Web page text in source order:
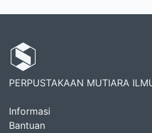
PERPUSTAKAAN MUTIARA
Informasi
Bantuan